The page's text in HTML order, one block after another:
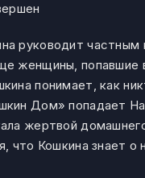
руководит
женщины, попавшие
понимает, как
Дом» попадает
жертвой
что Кошкина знает